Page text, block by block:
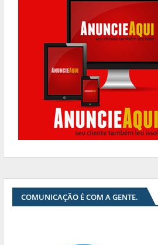
COMUNICAÇÃO É COM A GENTE.